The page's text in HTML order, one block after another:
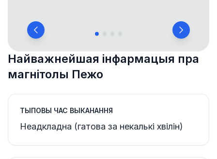
Найважнейшая інфармацыя пра
магнітолы Пежо
ТЫПОВЫ ЧАС ВЫКАНАННЯ
Неадкладна (гатова за некалькі хвілін)